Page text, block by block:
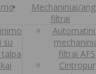
su
Mechaniniai/
filtrai
filtrai AFS
Cintropur